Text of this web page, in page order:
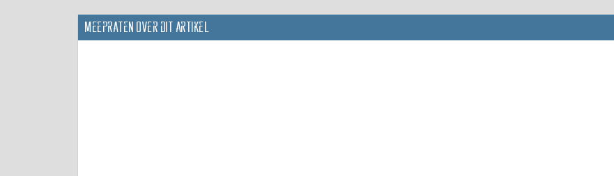
Meepraten over dit artikel